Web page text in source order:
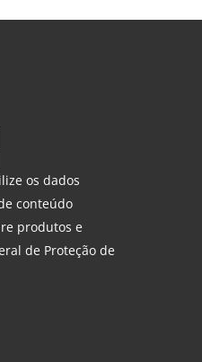
os dados
conteúdo
produtos e
de Proteção de